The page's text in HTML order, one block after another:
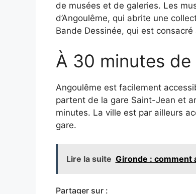
de musées et de galeries. Les
d’Angoulême, qui abrite une
Bande Dessinée, qui est
À 30 minutes
Angoulême est facilement
partent de la gare Saint-Jean et
minutes. La ville est par ailleurs
gare.
Lire la suite Gironde : comment
Partager sur :